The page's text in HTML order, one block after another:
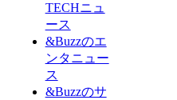
TECHニュ
ース
&Buzzのエ
ンタニュー
ス
&Buzzのサ